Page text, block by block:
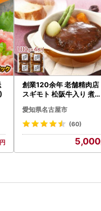
創業120余年 老舗精肉店
スギモト 松阪牛入り 煮込
惣菜 お取り寄せ グルメ ハ
ンバーグ 冷凍
愛知県名古屋市
(60)
5,000